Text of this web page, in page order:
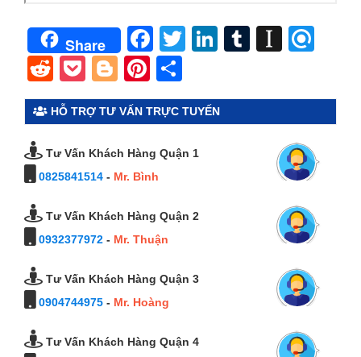
Share Facebook
TwitterLinkedIn
Tumblr
RedditPocket
BloggerPinterest
HỖ TRỢ TƯ VẤN TRỰC TUYẾN
Tư Vấn Khách Hàng Quận 1
0825841514 - Mr. Bình
Tư Vấn Khách Hàng Quận 2
0932377972 - Mr. Thuận
Tư Vấn Khách Hàng Quận 3
0904744975 - Mr. Hoàng
Tư Vấn Khách Hàng Quận 4